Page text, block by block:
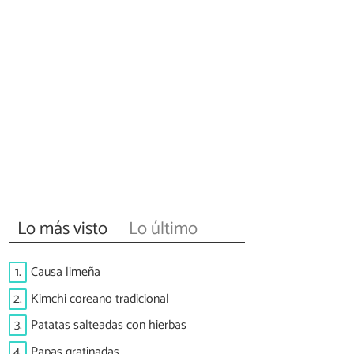
Lo más visto Lo último
1. Causa limeña
2. Kimchi coreano tradicional
3. Patatas salteadas con hierbas